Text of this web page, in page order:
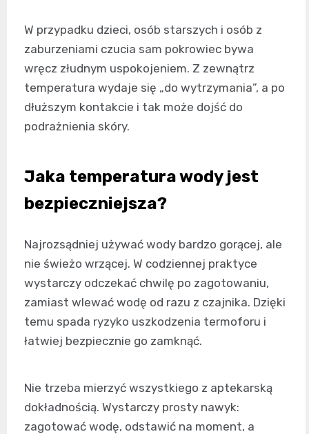
W przypadku dzieci, osób starszych i osób z
zaburzeniami czucia sam pokrowiec bywa
wręcz złudnym uspokojeniem. Z zewnątrz
temperatura wydaje się „do wytrzymania”, a po
dłuższym kontakcie i tak może dojść do
podrażnienia skóry.
Jaka temperatura wody jest
bezpieczniejsza?
Najrozsądniej używać wody bardzo gorącej, ale
nie świeżo wrzącej. W codziennej praktyce
wystarczy odczekać chwilę po zagotowaniu,
zamiast wlewać wodę od razu z czajnika. Dzięki
temu spada ryzyko uszkodzenia termoforu i
łatwiej bezpiecznie go zamknąć.
Nie trzeba mierzyć wszystkiego z aptekarską
dokładnością. Wystarczy prosty nawyk:
zagotować wodę, odstawić na moment, a